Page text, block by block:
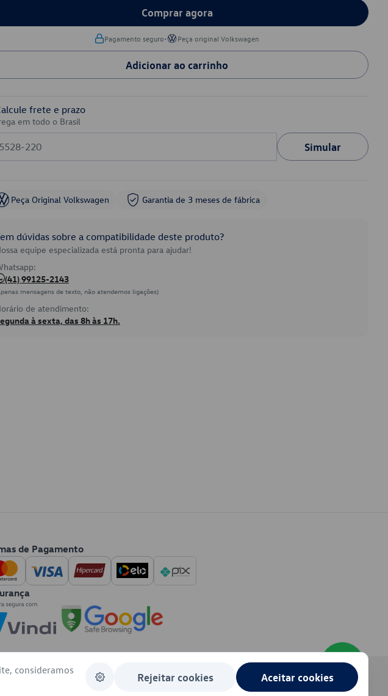
Comprar agora
Pagamento seguro• Peça original Volkswagen
Adicionar ao carrinho
frete e prazo
em todo o Brasil
Simular
Peça Original Volkswagen Garantia de 3 meses de fábrica
dúvidas sobre a compatibilidade deste produto?
equipe especializada está pronta para ajudar!
(41) 99125-2143
mensagens de texto, não atendemos ligações)
de atendimento:
à sexta, das 8h às 17h.
de Pagamento
consideramos
Rejeitar cookies Aceitar cookies